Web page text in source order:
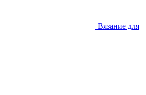
Вязание для